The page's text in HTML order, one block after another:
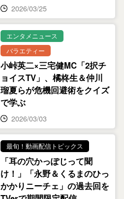
2026/03/25
エンタメニュース
バラエティー
小峠英二×三宅健MC「2択チ
ョイスTV」、橘柊生＆仲川
瑠夏らが危機回避術をクイズ
で学ぶ
2026/03/03
最旬！動画配信トピックス
「耳の穴かっぽじって聞
け！」「永野＆くるまのひっ
かかりニーチェ」の過去回を